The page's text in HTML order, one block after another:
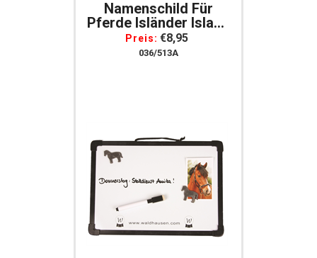
Namenschild Für
Pferde Isländer Island
Boxenschild
Preis: €8,95
036/513A